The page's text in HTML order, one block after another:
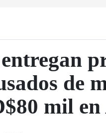
entregan
de
mil en